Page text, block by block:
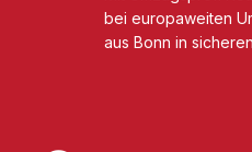
bei europaweiten
aus Bonn in